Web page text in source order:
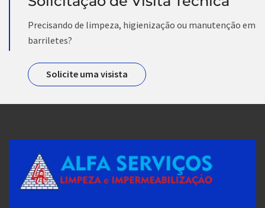
Precisando de limpeza, higienização ou manutenção em
barriletes?
Solicite uma visista